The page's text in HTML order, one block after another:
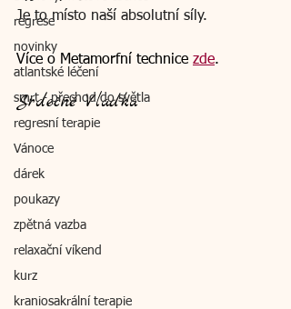
regrese
novinky
atlantské léčení
smrt - přechod do světla
regresní terapie
Vánoce
dárek
poukazy
zpětná vazba
relaxační víkend
kurz
kraniosakrální terapie
Je to místo naší absolutní síly.
Více o Metamorfní technice zde.
Srdečně Vlaďka